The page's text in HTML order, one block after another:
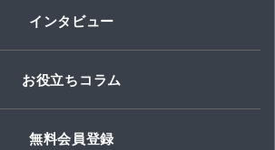
インタビュー
お役立ちコラム
無料会員登録